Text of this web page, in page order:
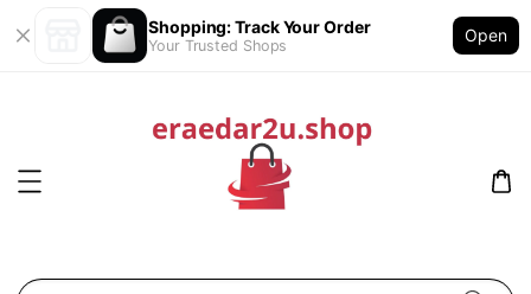
Shopping: Track Your Order
Your Trusted Shops
Open